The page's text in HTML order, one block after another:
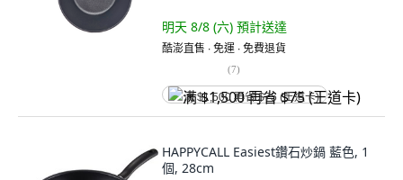
明天 8/8 (六) 預計送達
酷澎直售 ∙ 免運 ∙ 免費退貨
(7)
满 $1,500 再省 $75 (王道卡)
HAPPYCALL Easiest鑽石炒鍋 藍色, 1
個, 28cm